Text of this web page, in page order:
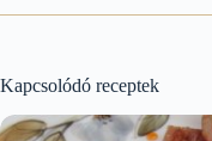
Kapcsolódó receptek